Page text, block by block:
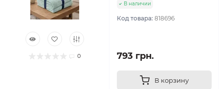
0
В наличии
Код товара: 818696
793 грн.
В корзину